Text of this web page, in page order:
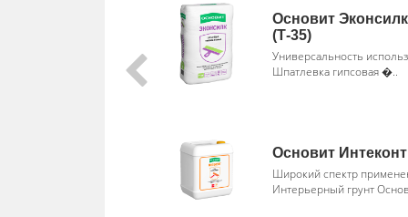
Основит Эконсилк
(Т-35)
Универсальность
Шпатлевка гипсовая �..
Основит
Широкий спектр
Интерьерный грунт